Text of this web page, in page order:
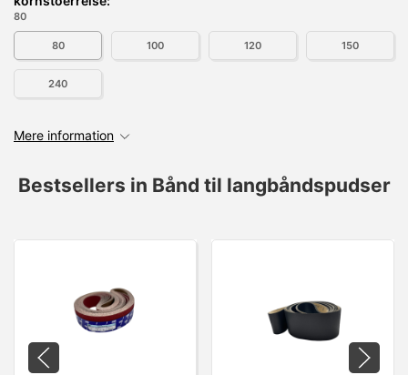
80
80 100 120 150
240
Mere information
Bestsellers in Bånd til langbåndspudser